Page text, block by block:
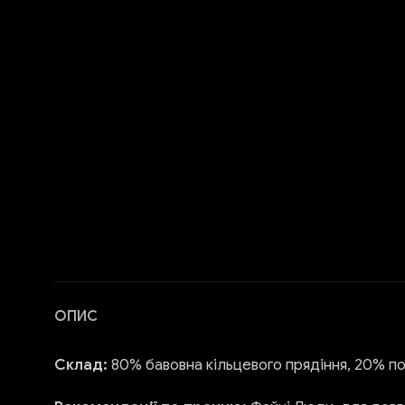
ОПИС
Склад: 80% бавовна кільцевого прядіння, 20%